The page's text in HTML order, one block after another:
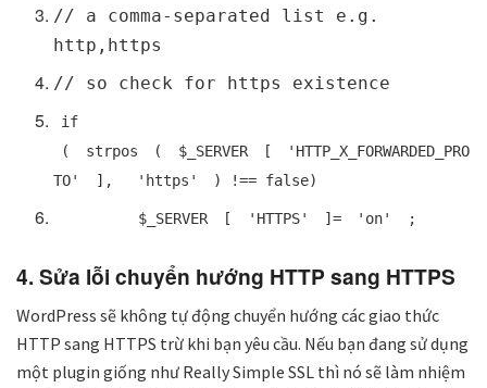
// a comma-separated list e.g.
http,https
// so check for https existence
if
(
strpos ( $_SERVER [
'HTTP_X_FORWARDED_PRO
TO'
], 'https' ) !== false)
$_SERVER [ 'HTTPS' ]= 'on' ;
4. Sửa lỗi chuyển hướng HTTP sang HTTPS
WordPress sẽ không tự động chuyển hướng các giao thức
HTTP sang HTTPS trừ khi bạn yêu cầu. Nếu bạn đang sử dụng
một plugin giống như Really Simple SSL thì nó sẽ làm nhiệm